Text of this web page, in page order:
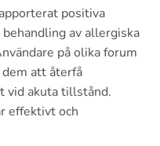
positiva
av allergiska
på olika forum
att återfå
vid akuta tillstånd.
effektivt och